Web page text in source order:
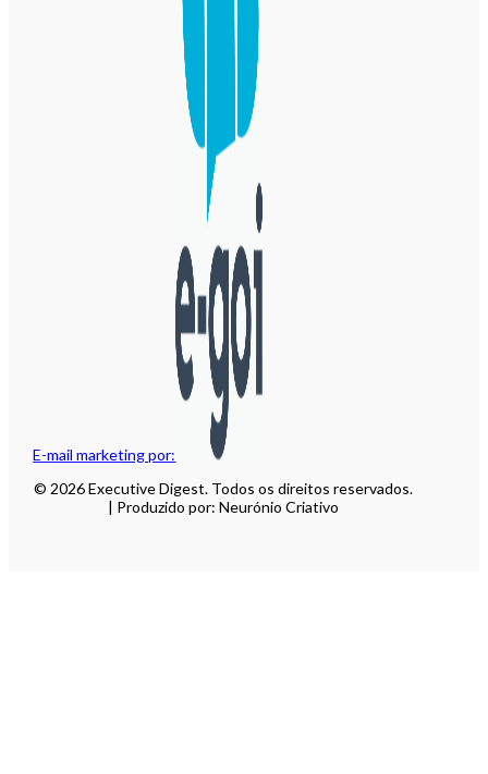
E-mail marketing por:
© 2026 Executive Digest. Todos os direitos reservados.
| Produzido por: Neurónio Criativo